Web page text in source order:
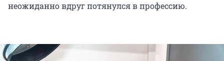
неожиданно вдруг потянулся в профессию.